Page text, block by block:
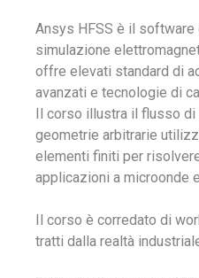
Ansys HFSS è il
simulazione
offre elevati standard di
avanzati e tecnologie di
Il corso illustra il flusso di
geometrie arbitrarie
elementi finiti per
applicazioni a microonde e
Il corso è corredato di
tratti dalla realtà